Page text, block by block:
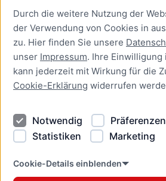
Durch die weitere Nutzung der
der Verwendung von Cookies in
zu. Hier finden Sie unsere
unser Impressum. Ihre
kann jederzeit mit Wirkung für die
Cookie-Erklärung widerrufen
Notwendig
Präferenzen
Statistiken
Marketing
Cookie-Details einblenden
Presse
Newsletter Lübeck:kompakt
Kontakt
Kontakt
Datenschutzhinweise
Barrierefreiheit
Cookie Erklärung